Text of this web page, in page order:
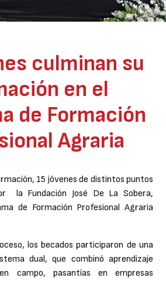
culminan su
en el
de Formación
Agraria
15 jóvenes de distintos puntos
la Fundación José De La Sobera,
de Formación Profesional Agraria
los becados participaron de una
dual, que combinó aprendizaje
campo, pasantías en empresas